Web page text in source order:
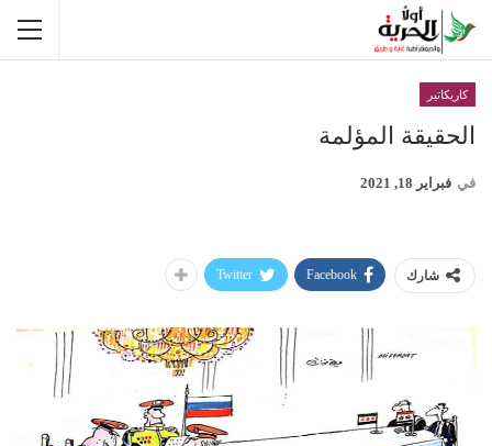
كاريكاتير
الحقيقة المؤلمة
في فبراير 18, 2021
شارك Facebook
Twitter